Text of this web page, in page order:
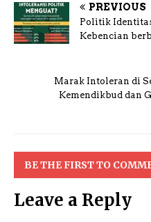
PREVIOUS
Politik
Kebencian
Marak Intoleran di
Kemendikbud dan
BE THE FIRST TO
Leave a Reply